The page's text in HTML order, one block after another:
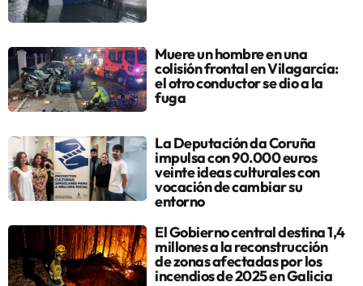
Muere un hombre en una
colisión frontal en Vilagarcía:
el otro conductor se dio a la
fuga
La Deputación da Coruña
impulsa con 90.000 euros
veinte ideas culturales con
vocación de cambiar su
entorno
El Gobierno central destina 1,4
millones a la reconstrucción
de zonas afectadas por los
incendios de 2025 en Galicia